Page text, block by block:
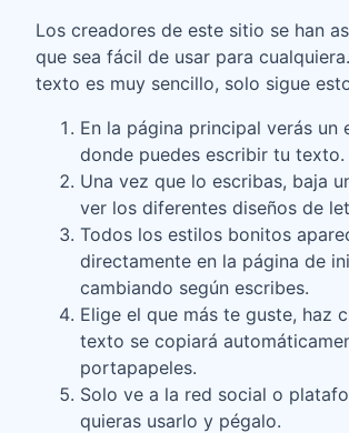
Los creadores de este sitio se han
que sea fácil de usar para
texto es muy sencillo, solo sigue
En la página principal verás un
donde puedes escribir tu texto.
Una vez que lo escribas, baja
ver los diferentes diseños de
Todos los estilos bonitos
directamente en la página de
cambiando según escribes.
Elige el que más te guste, haz
texto se copiará
portapapeles.
Solo ve a la red social o
quieras usarlo y pégalo.